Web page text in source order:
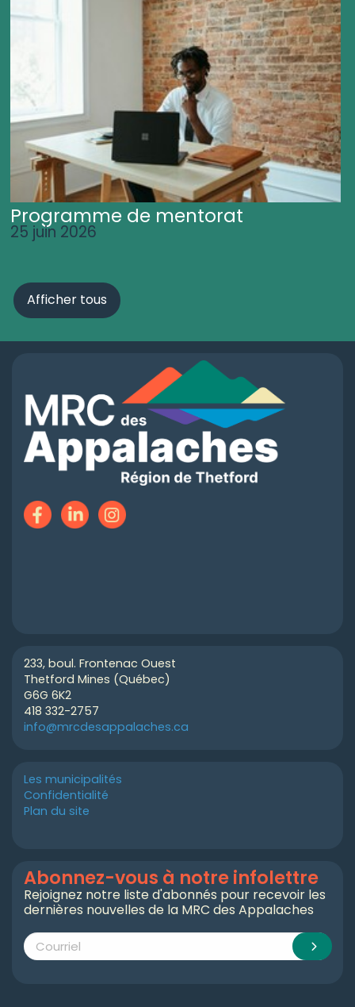
Programme de mentorat
25 juin 2026
Afficher tous
233, boul. Frontenac Ouest
Thetford Mines (Québec)
G6G 6K2
418 332-2757
info@mrcdesappalaches.ca
Les municipalités
Confidentialité
Plan du site
Abonnez-vous à notre infolettre
Rejoignez notre liste d'abonnés pour recevoir les
dernières nouvelles de la MRC des Appalaches